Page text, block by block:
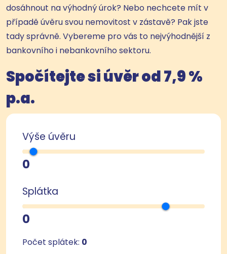
dosáhnout na výhodný úrok? Nebo nechcete mít v
případě úvěru svou nemovitost v zástavě? Pak jste
tady správně. Vybereme pro vás to nejvýhodnější z
bankovního i nebankovního sektoru.
Spočítejte si úvěr od 7,9 %
p.a.
Výše úvěru
0
Splátka
0
Počet splátek: 0